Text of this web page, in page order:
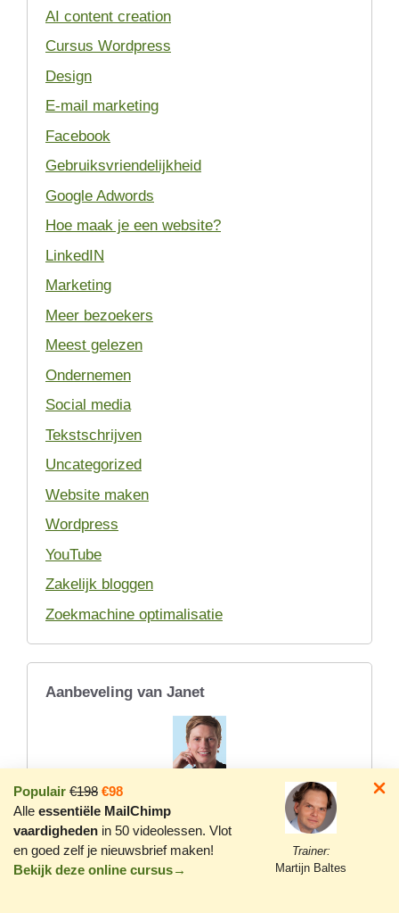
Populair €198 €98
Alle essentiële MailChimp
vaardigheden in 50 videolessen. Vlot
en goed zelf je nieuwsbrief maken!
Bekijk deze online cursus→
Trainer:
Martijn Baltes
AI content creation
Cursus Wordpress
Design
E-mail marketing
Facebook
Gebruiksvriendelijkheid
Google Adwords
Hoe maak je een website?
LinkedIN
Marketing
Meer bezoekers
Meest gelezen
Ondernemen
Social media
Tekstschrijven
Uncategorized
Website maken
Wordpress
YouTube
Zakelijk bloggen
Zoekmachine optimalisatie
Aanbeveling van Janet
Janet Dunning
- Eigenaar look4more
Martijn ondersteunt look4more als sinds 8 jaar met het
inrichten, ontwerpen en op niveau houden van de
website; www.look4more.nl. Recent heeft Martijn in